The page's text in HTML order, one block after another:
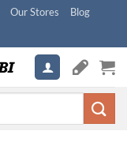
Our Stores
Blog